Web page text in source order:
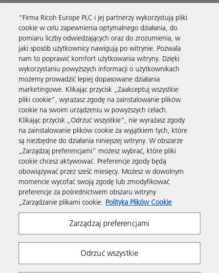
Usługi biznesowe
Produkty i usługi
Wsparcie i kontakt
Materiały dodatkowe
Obserwuj nas
Warunki korzystania z witryny
Polityka plików Cookie
Modern Slavery Act
"Firma Ricoh Europe PLC i jej partnerzy wykorzystują pliki
cookie w celu zapewnienia optymalnego działania, do
pomiaru liczby odwiedzających oraz do zrozumienia, w
jaki sposób użytkownicy nawigują po witrynie. Pozwala
nam to poprawić komfort użytkowania witryny. Dzięki
wykorzystaniu powyższych informacji o użytkownikach
możemy prowadzić lepiej dopasowane działania
marketingowe. Klikając przycisk „Zaakceptuj wszystkie
pliki cookie”, wyrażasz zgodę na zainstalowanie plików
cookie na swoim urządzeniu w powyższych celach.
Klikając przycisk „Odrzuć wszystkie”, nie wyrażasz zgody
na zainstalowanie plików cookie za wyjątkiem tych, które
są niezbędne do działania niniejszej witryny. W obszarze
„Zarządzaj preferencjami” możesz wybrać, które pliki
cookie chcesz aktywować. Preferencje zgody będą
obowiązywać przez sześć miesięcy. Możesz w dowolnym
momencie wycofać swoją zgodę lub zmodyfikować
preferencje za pośrednictwem obszaru witryny
„Zarządzanie plikami cookie. Polityka Plików Cookie
Zarządzaj preferencjami
Odrzuć wszystkie